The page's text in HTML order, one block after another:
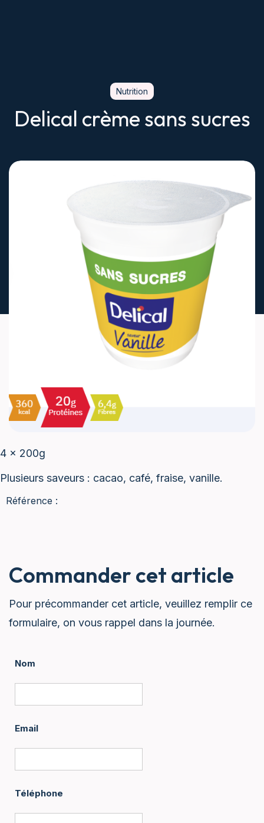
Nutrition
Delical crème sans sucres
4 x 200g
Plusieurs saveurs : cacao, café, fraise, vanille.
Référence :
Commander cet article
Pour précommander cet article, veuillez remplir ce
formulaire, on vous rappel dans la journée.
Nom
Email
Téléphone